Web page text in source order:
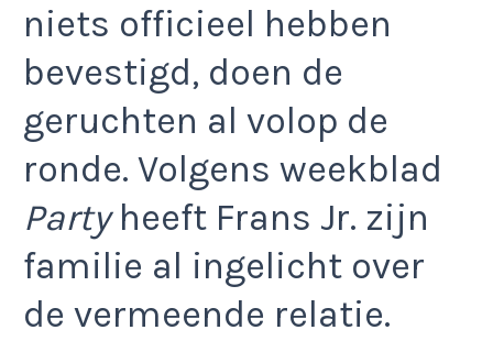
niets officieel hebben
bevestigd, doen de
geruchten al volop de
ronde. Volgens weekblad
Partyheeft Frans Jr. zijn
familie al ingelicht over
de vermeende relatie.